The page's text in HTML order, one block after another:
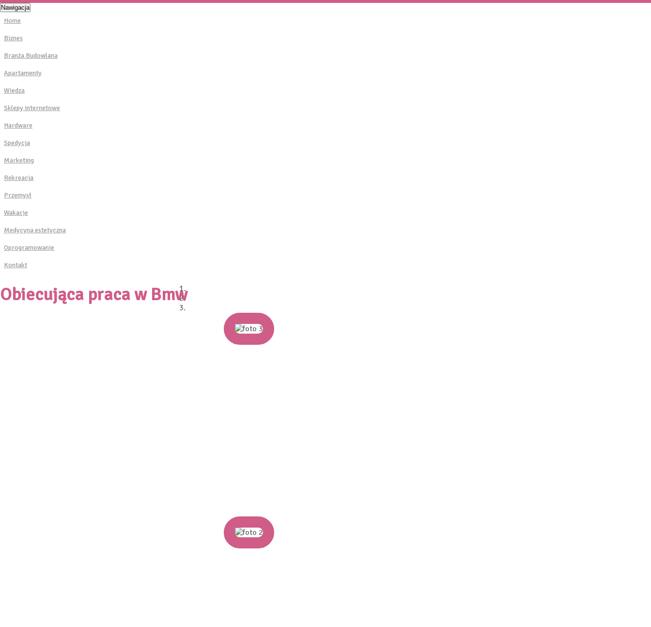
Nawigacja
Home
Biznes
Branża Budowlana
Apartamenty
Wiedza
Sklepy internetowe
Hardware
Spedycja
Marketing
Rekreacja
Przemysł
Wakacje
Medycyna estetyczna
Oprogramowanie
Kontakt
Obiecująca praca w Bmw